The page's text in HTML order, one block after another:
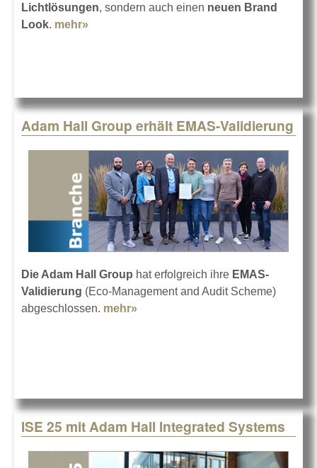
Lichtlösungen, sondern auch einen neuen Brand
Look. mehr»
Adam Hall Group erhält EMAS-Validierung
Die Adam Hall Group hat erfolgreich ihre EMAS-
Validierung (Eco-Management and Audit Scheme)
abgeschlossen. mehr»
ISE 25 mit Adam Hall Integrated Systems